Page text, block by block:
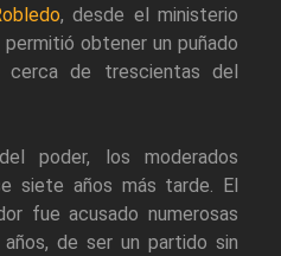
, desde el ministerio
obtener un puñado
de trescientas del
poder, los moderados
siete años más tarde. El
fue acusado numerosas
de ser un partido sin